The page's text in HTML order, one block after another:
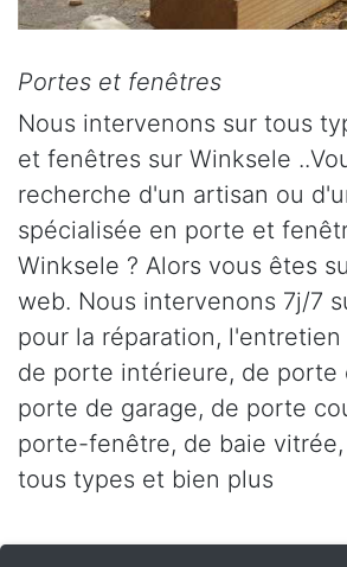
Portes et fenêtres
Nous intervenons sur tous
et fenêtres sur Winksele
recherche d'un artisan ou
spécialisée en porte et
Winksele ? Alors vous êtes
web. Nous intervenons 7j/7
pour la réparation,
de porte intérieure, de porte
porte de garage, de porte
porte-fenêtre, de baie
tous types et bien plus